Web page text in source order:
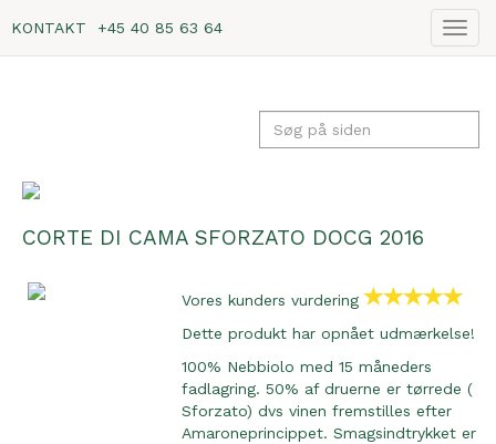
Vis
KONTAKT +45 40 85 63 64
CORTE DI CAMA SFORZATO DOCG 2016
Vores kunders vurdering
Dette produkt har opnået udmærkelse!
100% Nebbiolo med 15 måneders
fadlagring. 50% af druerne er tørrede (
Sforzato) dvs vinen fremstilles efter
Amaroneprincippet. Smagsindtrykket er